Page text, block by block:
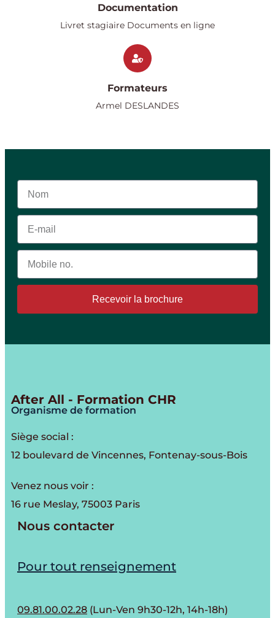
Documentation
Livret stagiaire Documents en ligne
Formateurs
Armel DESLANDES
Recevoir la brochure
After All - Formation CHR
Organisme de formation
Siège social :
12 boulevard de Vincennes, Fontenay-sous-Bois
Venez nous voir :
16 rue Meslay, 75003 Paris
Nous contacter
Pour tout renseignement
09.81.00.02.28 (Lun-Ven 9h30-12h, 14h-18h)